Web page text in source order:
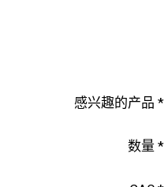
感兴趣的产品
数量